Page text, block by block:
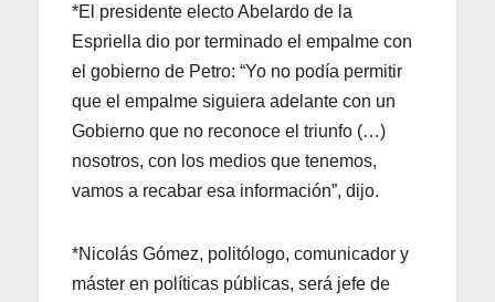
*El presidente electo Abelardo de la
Espriella dio por terminado el empalme con
el gobierno de Petro: “Yo no podía permitir
que el empalme siguiera adelante con un
Gobierno que no reconoce el triunfo (…)
nosotros, con los medios que tenemos,
vamos a recabar esa información”, dijo.
*Nicolás Gómez, politólogo, comunicador y
máster en políticas públicas, será jefe de